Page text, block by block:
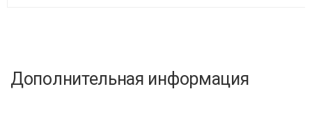
Дополнительная информация